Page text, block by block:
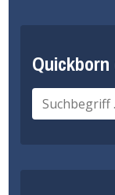
Suche
nach: